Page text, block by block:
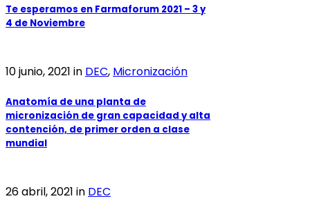
Te esperamos en Farmaforum 2021 – 3 y
4 de Noviembre
10 junio, 2021 in DEC, Micronización
Anatomía de una planta de
micronización de gran capacidad y alta
contención, de primer orden a clase
mundial
26 abril, 2021 in DEC